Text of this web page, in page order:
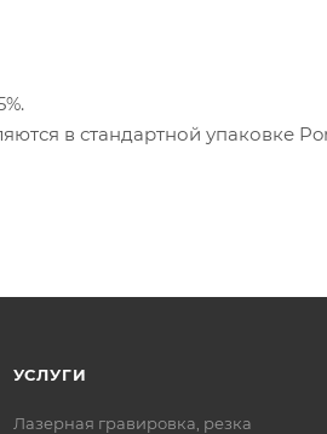
в стандартной упаковке
УСЛУГИ
Лазерная гравировка, резка